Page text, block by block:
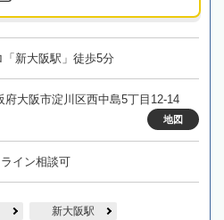
新大阪駅」徒歩5分
府大阪市淀川区西中島5丁目12-14
地図
イン相談可
新大阪駅